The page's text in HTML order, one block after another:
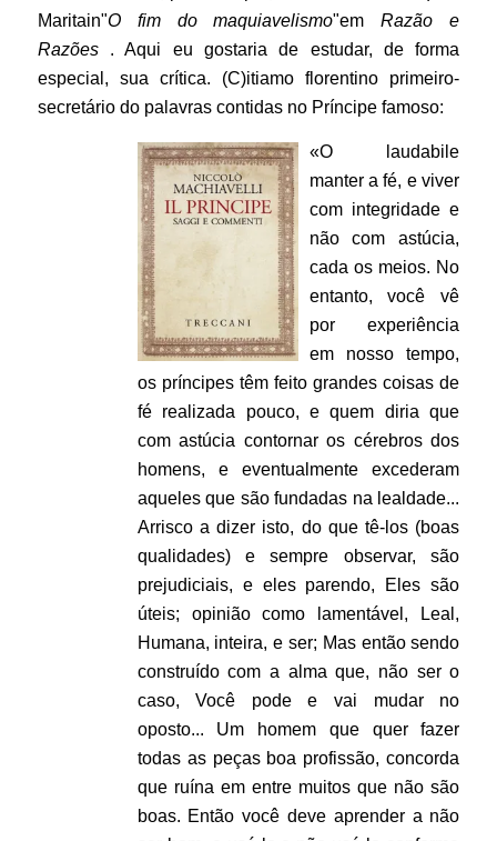
Maritain"O fim do maquiavelismo"emRazão e
Razões. Aqui eu gostaria de estudar, de forma
especial, sua crítica. (C)itiamo florentino primeiro-
secretário do palavras contidas no Príncipe famoso:
«O laudabile
manter a fé, e viver
com integridade e
não com astúcia,
cada os meios. No
entanto, você vê
por experiência
em nosso tempo,
os príncipes têm feito grandes coisas de
fé realizada pouco, e quem diria que
com astúcia contornar os cérebros dos
homens, e eventualmente excederam
aqueles que são fundadas na lealdade...
Arrisco a dizer isto, do que tê-los (boas
qualidades) e sempre observar, são
prejudiciais, e eles parendo, Eles são
úteis; opinião como lamentável, Leal,
Humana, inteira, e ser; Mas então sendo
construído com a alma que, não ser o
caso, Você pode e vai mudar no
oposto... Um homem que quer fazer
todas as peças boa profissão, concorda
que ruína em entre muitos que não são
boas. Então você deve aprender a não